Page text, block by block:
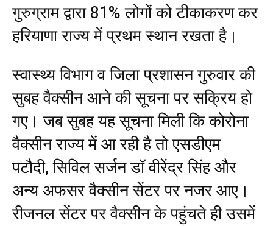
गुरुग्राम द्वारा 81% लोगों को टीकाकरण कर
हरियाणा राज्य में प्रथम स्थान रखता है।
स्वास्थ्य विभाग व जिला प्रशासन गुरुवार की
सुबह वैक्सीन आने की सूचना पर सक्रिय हो
गए। जब सुबह यह सूचना मिली कि कोरोना
वैक्सीन राज्य में आ रही है तो एसडीएम
पटौदी, सिविल सर्जन डॉ वीरेंद्र सिंह और
अन्य अफसर वैक्सीन सेंटर पर नजर आए।
रीजनल सेंटर पर वैक्सीन के पहुंचते ही उसमें